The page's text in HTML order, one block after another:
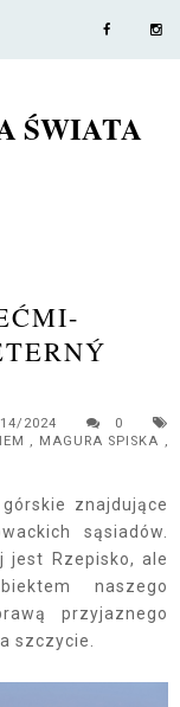
ŚWIATA
2024
0
, MAGURA SPISKA ,
znajdujące
sąsiadów.
jest Rzepisko, ale
naszego
przyjaznego
szczycie.